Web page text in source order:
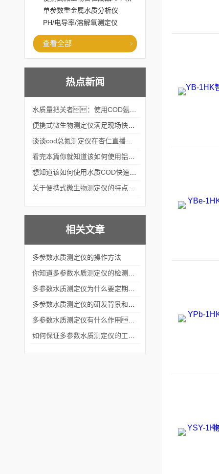
件直播大全
单参数重金属水质分析仪
PH/电导率/溶解氧测定仪
查看全部
热点新闻
相关文章
多参数水质测定仪的操作方法